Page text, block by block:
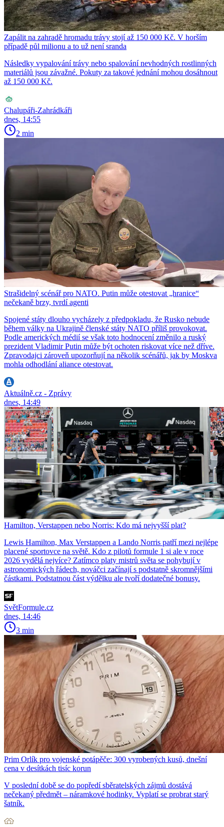
Zapálit na zahradě hromadu trávy stojí až 150 000 Kč. V horším
případě půl milionu a to už není sranda
Následky vypalování trávy nebo spalování nevhodných rostlinných
materiálů jsou závažné. Pokuty za takové jednání mohou dosáhnout
až 150 000 Kč.
Chalupáři-Zahrádkáři
dnes, 14:55
2 min
Strašidelný scénář pro NATO. Putin může otestovat „hranice“
nečekaně brzy, tvrdí agenti
Spojené státy dlouho vycházely z předpokladu, že Rusko nebude
během války na Ukrajině členské státy NATO příliš provokovat.
Podle amerických médií se však toto hodnocení změnilo a ruský
prezident Vladimir Putin může být ochoten riskovat více než dříve.
Zpravodajci zároveň upozorňují na několik scénářů, jak by Moskva
mohla odhodlání aliance otestovat.
Aktuálně.cz - Zprávy
dnes, 14:49
Hamilton, Verstappen nebo Norris: Kdo má nejvyšší plat?
Lewis Hamilton, Max Verstappen a Lando Norris patří mezi nejlépe
placené sportovce na světě. Kdo z pilotů formule 1 si ale v roce
2026 vydělá nejvíce? Zatímco platy mistrů světa se pohybují v
astronomických řádech, nováčci začínají s podstatně skromnějšími
částkami. Podstatnou část výdělku ale tvoří dodatečné bonusy.
SvětFormule.cz
dnes, 14:46
3 min
Prim Orlík pro vojenské potápěče: 300 vyrobených kusů, dnešní
cena v desítkách tisíc korun
V poslední době se do popředí sběratelských zájmů dostává
nečekaný předmět – náramkové hodinky. Vyplatí se probrat starý
šatník.